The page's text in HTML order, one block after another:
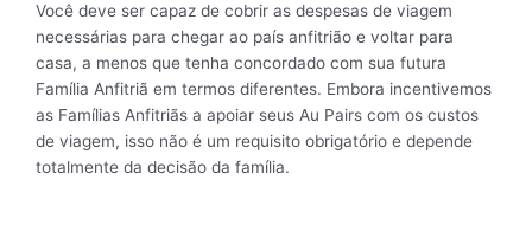
Você deve ser capaz de cobrir as despesas de viagem
necessárias para chegar ao país anfitrião e voltar para
casa, a menos que tenha concordado com sua futura
Família Anfitriã em termos diferentes. Embora incentivemos
as Famílias Anfitriãs a apoiar seus Au Pairs com os custos
de viagem, isso não é um requisito obrigatório e depende
totalmente da decisão da família.